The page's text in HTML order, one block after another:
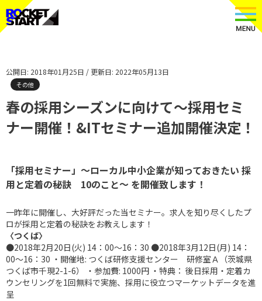
公開日: 2018年01月25日 / 更新日: 2022年05月13日
その他
春の採用シーズンに向けて～採用セミ
ナー開催！&ITセミナー追加開催決定！
「採用セミナー」〜ローカル中小企業が知っておきたい 採
用と定着の秘訣 10のこと〜 を開催致します！
一昨年に開催し、大好評だった当セミナー。求人を知り尽くしたプ
ロが採用と定着の秘訣をお教えします！
〈つくば〉
●2018年2月20日(火) 14：00～16：30 ●2018年3月12日(月) 14：
00～16：30 ・開催地: つくば研修支援センター 研修室Ａ（茨城県
つくば市千現2-1-6） ・参加費: 1000円 ・特典： 後日採用・定着カ
ウンセリングを1回無料で実施、採用に役立つマーケットデータを進
呈